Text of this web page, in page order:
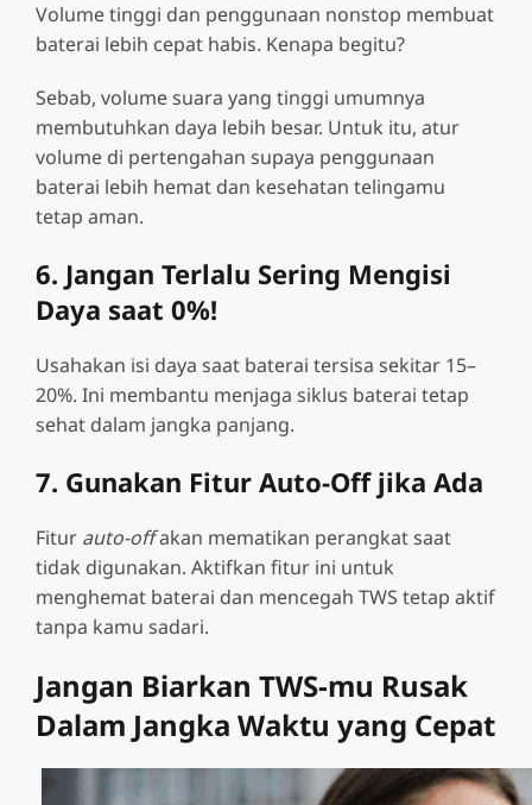
Volume tinggi dan penggunaan nonstop membuat
baterai lebih cepat habis. Kenapa begitu?
Sebab, volume suara yang tinggi umumnya
membutuhkan daya lebih besar. Untuk itu, atur
volume di pertengahan supaya penggunaan
baterai lebih hemat dan kesehatan telingamu
tetap aman.
6. Jangan Terlalu Sering Mengisi
Daya saat 0%!
Usahakan isi daya saat baterai tersisa sekitar 15–
20%. Ini membantu menjaga siklus baterai tetap
sehat dalam jangka panjang.
7. Gunakan Fitur Auto-Off jika Ada
Fitur auto-offakan mematikan perangkat saat
tidak digunakan. Aktifkan fitur ini untuk
menghemat baterai dan mencegah TWS tetap aktif
tanpa kamu sadari.
Jangan Biarkan TWS-mu Rusak
Dalam Jangka Waktu yang Cepat